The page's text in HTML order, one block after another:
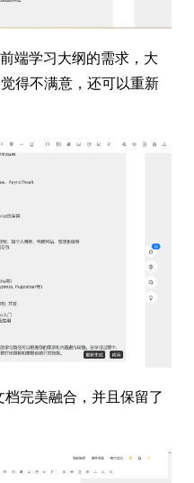
端学习大纲的需求，大
得不满意，还可以重新
完美融合，并且保留了